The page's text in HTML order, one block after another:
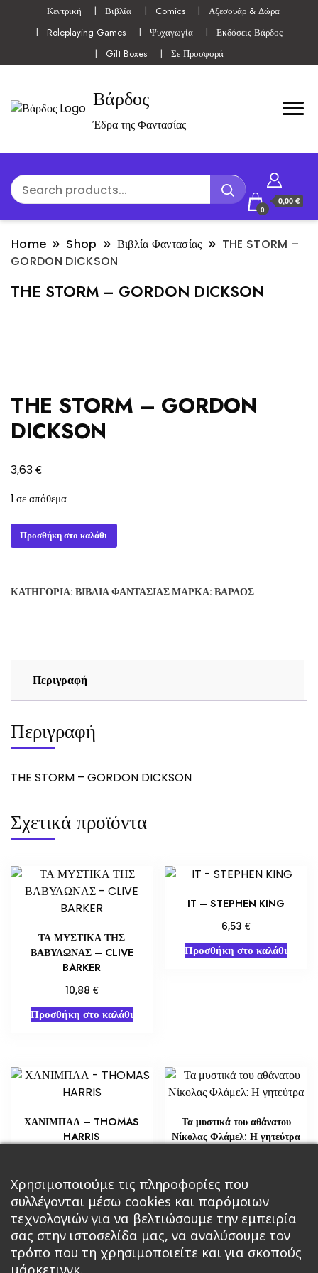
Κεντρική Βιβλία Comics
Αξεσουάρ & Δώρα
Roleplaying Games
Ψυχαγωγία
Εκδόσεις Βάρδος
Gift Boxes
Σε Προσφορά
Βάρδος
Έδρα της Φαντασίας
0
0,00 €
Home Shop Βιβλία Φαντασίας
THE STORM –
GORDON DICKSON
THE STORM – GORDON DICKSON
THE STORM – GORDON
DICKSON
3,63€
1 σε απόθεμα
THE
STORM
DICKSON
Προσθήκη στο καλάθι
ΚΑΤΗΓΟΡΊΑ: ΒΙΒΛΊΑ ΦΑΝΤΑΣΊΑΣΜΆΡΚΑ: ΒΆΡΔΟΣ
Περιγραφή
Περιγραφή
THE STORM – GORDON DICKSON
Σχετικά προϊόντα
ΤΑ ΜΥΣΤΙΚΑ ΤΗΣ
ΒΑΒΥΛΩΝΑΣ – CLIVE
BARKER
10,88 €
Προσθήκη στο καλάθι
IT – STEPHEN KING
6,53€
Προσθήκη στο καλάθι
ΧΑΝΙΜΠΑΛ – THOMAS
HARRIS
Προσθήκη στο καλάθι
Τα μυστικά του αθάνατου
Νίκολας Φλάμελ: Η γητεύτρα
Διαβάστε περισσότερα
Χρησιμοποιούμε τις πληροφορίες που
συλλέγονται μέσω cookies και παρόμοιων
τεχνολογιών για να βελτιώσουμε την εμπειρία
σας στην ιστοσελίδα μας, να αναλύσουμε τον
τρόπο που τη χρησιμοποιείτε και για σκοπούς
μάρκετινγκ.